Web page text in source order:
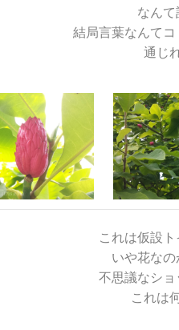
なんて
結局言葉なんてコ
通じ
これは仮設ト
いや花なの
不思議なショ
これは